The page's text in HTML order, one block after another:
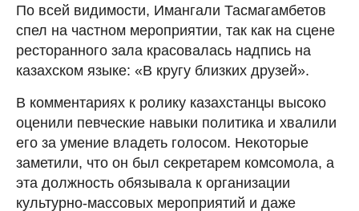
По всей видимости, Имангали Тасмагамбетов
спел на частном мероприятии, так как на сцене
ресторанного зала красовалась надпись на
казахском языке: «В кругу близких друзей».
В комментариях к ролику казахстанцы высоко
оценили певческие навыки политика и хвалили
его за умение владеть голосом. Некоторые
заметили, что он был секретарем комсомола, а
эта должность обязывала к организации
культурно-массовых мероприятий и даже